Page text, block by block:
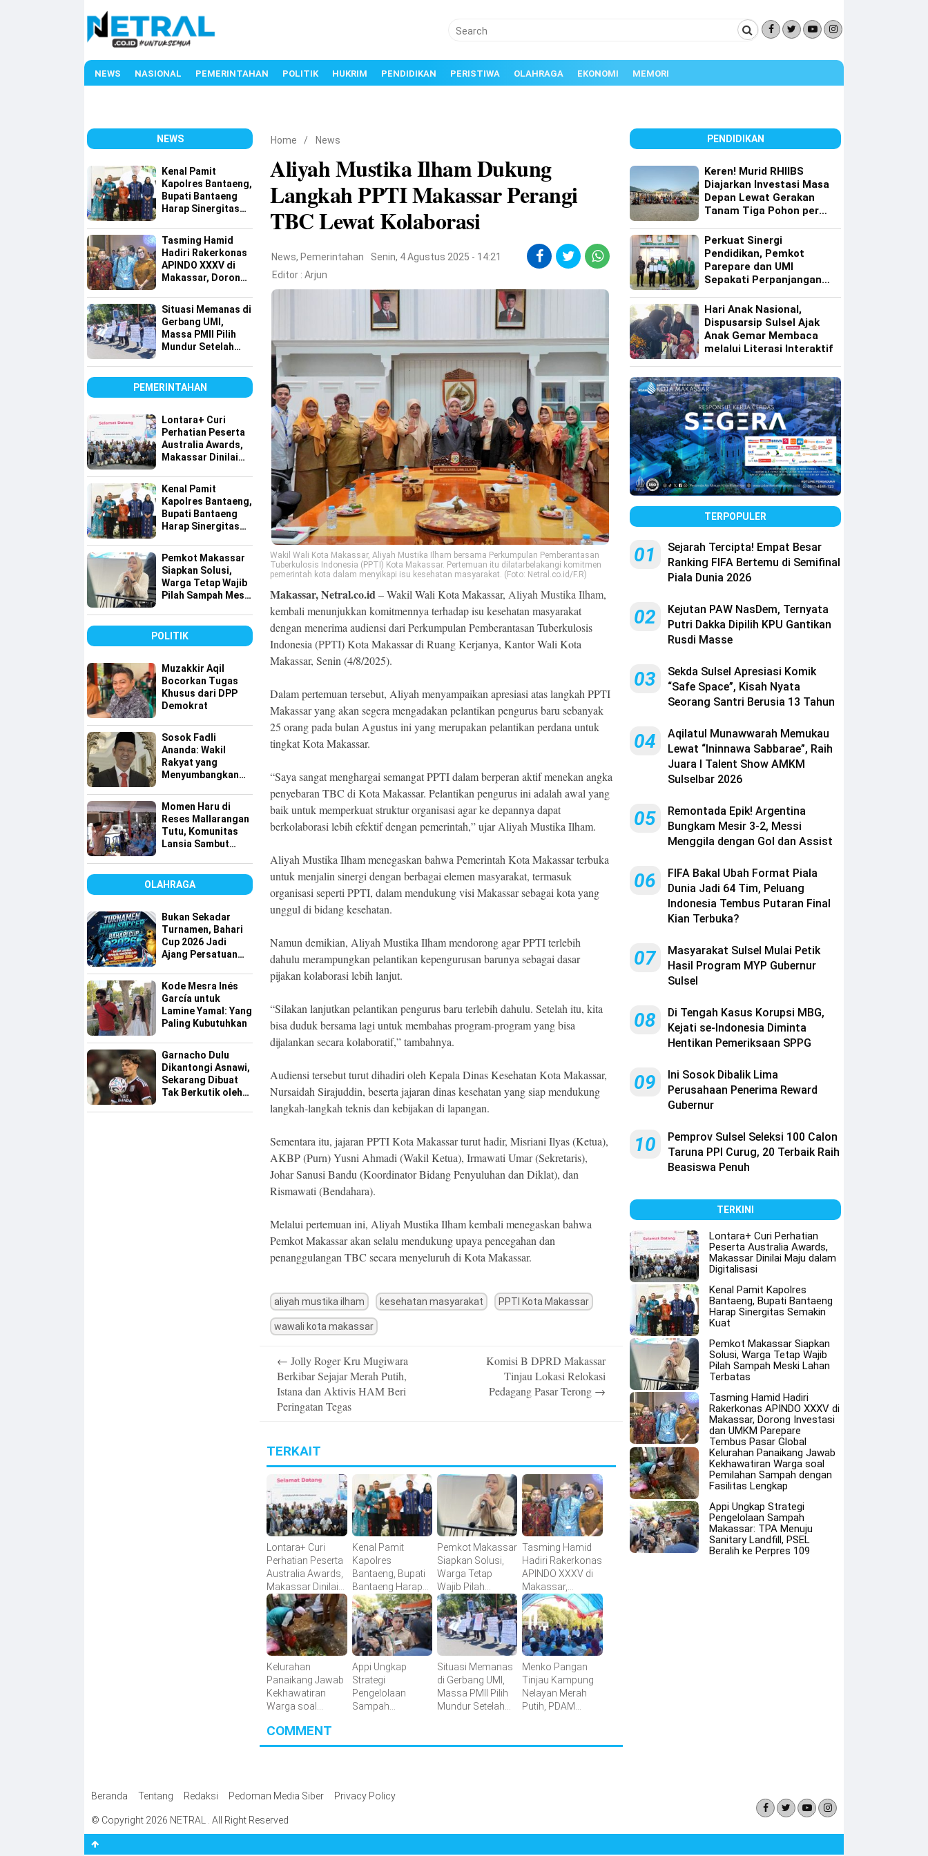
NEWS NASIONAL PEMERINTAHAN POLITIK HUKRIM PENDIDIKAN PERISTIWA OLAHRAGA EKONOMI MEMORI
NEWS
Kenal Pamit
Kapolres Bantaeng,
Bupati Bantaeng
Harap Sinergitas
Tasming Hamid
Hadiri Rakerkonas
APINDO XXXV di
Makassar, Dorong
Tembus Pasar
Global
Situasi Memanas di
Gerbang UMI,
Massa PMII Pilih
Mundur Setelah
PEMERINTAHAN
Lontara+ Curi
Perhatian Peserta
Australia Awards,
Makassar Dinilai
Kenal Pamit
Kapolres Bantaeng,
Bupati Bantaeng
Harap Sinergitas
Pemkot Makassar
Siapkan Solusi,
Warga Tetap Wajib
Pilah Sampah Meski
POLITIK
Muzakkir Aqil
Bocorkan Tugas
Khusus dari DPP
Demokrat
Sosok Fadli
Ananda: Wakil
Rakyat yang
Menyumbangkan
Kurang Mampu
Momen Haru di
Reses Mallarangan
Tutu, Komunitas
Lansia Sambut
OLAHRAGA
Bukan Sekadar
Turnamen, Bahari
Cup 2026 Jadi
Ajang Persatuan
Sinjai
Kode Mesra Inés
García untuk
Lamine Yamal: Yang
Paling Kubutuhkan
Garnacho Dulu
Dikantongi Asnawi,
Sekarang Dibuat
Tak Berkutik oleh
Home / News
Aliyah Mustika Ilham Dukung
Langkah PPTI Makassar Perangi
TBC Lewat Kolaborasi
News, Pemerintahan
Senin, 4 Agustus 2025 - 14:21
Editor :Arjun
Wakil Wali Kota Makassar, Aliyah Mustika Ilham bersama Perkumpulan Pemberantasan
Tuberkulosis Indonesia (PPTI) Kota Makassar. Pertemuan itu dilatarbelakangi komitmen
pemerintah kota dalam menyikapi isu kesehatan masyarakat. (Foto: Netral.co.id/F.R)
Makassar, Netral.co.id– Wakil Wali Kota Makassar,Aliyah Mustika Ilham,
kembali menunjukkan komitmennya terhadap isu kesehatan masyarakat
dengan menerima audiensi dari Perkumpulan Pemberantasan Tuberkulosis
Indonesia (PPTI) Kota Makassar di Ruang Kerjanya, Kantor Wali Kota
Makassar, Senin (4/8/2025).
Dalam pertemuan tersebut, Aliyah menyampaikan apresiasi atas langkah PPTI
Makassar yang akan segera mengadakan pelantikan pengurus baru sebanyak
25 orang pada bulan Agustus ini yang merupakan pelantikan perdana untuk
tingkat Kota Makassar.
“Saya sangat menghargai semangat PPTI dalam berperan aktif menekan angka
penyebaran TBC di Kota Makassar. Pelantikan pengurus ini adalah awal yang
baik untuk memperkuat struktur organisasi agar ke depannya dapat
berkolaborasi lebih efektif dengan pemerintah,” ujar Aliyah Mustika Ilham.
Aliyah Mustika Ilham menegaskan bahwa Pemerintah Kota Makassar terbuka
untuk menjalin sinergi dengan berbagai elemen masyarakat, termasuk
organisasi seperti PPTI, dalam mendukung visi Makassar sebagai kota yang
unggul di bidang kesehatan.
Namun demikian, Aliyah Mustika Ilham mendorong agar PPTI terlebih
dahulu merampungkan pelantikan kepengurusan barunya sebagai dasar
pijakan kolaborasi lebih lanjut.
“Silakan lanjutkan pelantikan pengurus baru terlebih dahulu. Setelah itu, kita
bisa duduk bersama lagi untuk membahas program-program yang bisa
dijalankan secara kolaboratif,” tambahnya.
Audiensi tersebut turut dihadiri oleh Kepala Dinas Kesehatan Kota Makassar,
Nursaidah Sirajuddin, beserta jajaran dinas kesehatan yang siap mendukung
langkah-langkah teknis dan kebijakan di lapangan.
Sementara itu, jajaran PPTI Kota Makassar turut hadir, Misriani Ilyas (Ketua),
AKBP (Purn) Yusni Ahmadi (Wakil Ketua), Irmawati Umar (Sekretaris),
Johar Sanusi Bandu (Koordinator Bidang Penyuluhan dan Diklat), dan
Rismawati (Bendahara).
Melalui pertemuan ini, Aliyah Mustika Ilham kembali menegaskan bahwa
Pemkot Makassar akan selalu mendukung upaya pencegahan dan
penanggulangan TBC secara menyeluruh di Kota Makassar.
aliyah mustika ilham kesehatan masyarakat PPTI Kota Makassar
wawali kota makassar
navigation
← Jolly Roger Kru Mugiwara
Berkibar Sejajar Merah Putih,
Istana dan Aktivis HAM Beri
Peringatan Tegas
Komisi B DPRD Makassar
Tinjau Lokasi Relokasi
Pedagang Pasar Terong →
TERKAIT
Lontara+ Curi
Perhatian Peserta
Australia Awards,
Makassar Dinilai
Maju dalam
Digitalisasi
Kenal Pamit
Kapolres
Bantaeng, Bupati
Bantaeng Harap
Sinergitas
Semakin Kuat
Pemkot Makassar
Siapkan Solusi,
Warga Tetap
Wajib Pilah
Sampah Meski
Lahan Terbatas
Tasming Hamid
Hadiri Rakerkonas
APINDO XXXV di
Makassar,
Dorong Investasi
dan UMKM
Parepare Tembus
Pasar Global
Kelurahan
Panaikang Jawab
Kekhawatiran
Warga soal
Sampah dengan
Fasilitas Lengkap
Appi Ungkap
Strategi
Pengelolaan
Sampah
Landfill, PSEL
Situasi Memanas
di Gerbang UMI,
Massa PMII Pilih
Mundur Setelah
Berdatangan
Menko Pangan
Tinjau Kampung
Nelayan Merah
Putih, PDAM
Penyediaan Air
COMMENT
PENDIDIKAN
Keren! Murid RHIIBS
Diajarkan Investasi Masa
Depan Lewat Gerakan
Tanam Tiga Pohon per
Perkuat Sinergi
Pendidikan, Pemkot
Parepare dan UMI
Sepakati Perpanjangan
Perguruan Tinggi
Hari Anak Nasional,
Dispusarsip Sulsel Ajak
Anak Gemar Membaca
melalui Literasi Interaktif
TERPOPULER
01
Sejarah Tercipta! Empat Besar
Ranking FIFA Bertemu di Semifinal
Piala Dunia 2026
02
Kejutan PAW NasDem, Ternyata
Putri Dakka Dipilih KPU Gantikan
Rusdi Masse
03
Sekda Sulsel Apresiasi Komik
“Safe Space”, Kisah Nyata
Seorang Santri Berusia 13 Tahun
04
Aqilatul Munawwarah Memukau
Lewat “Ininnawa Sabbarae”, Raih
Juara I Talent Show AMKM
Sulselbar 2026
05
Remontada Epik! Argentina
Bungkam Mesir 3-2, Messi
Menggila dengan Gol dan Assist
06
FIFA Bakal Ubah Format Piala
Dunia Jadi 64 Tim, Peluang
Indonesia Tembus Putaran Final
Kian Terbuka?
07
Masyarakat Sulsel Mulai Petik
Hasil Program MYP Gubernur
Sulsel
08
Di Tengah Kasus Korupsi MBG,
Kejati se-Indonesia Diminta
Hentikan Pemeriksaan SPPG
09
Ini Sosok Dibalik Lima
Perusahaan Penerima Reward
Gubernur
10
Pemprov Sulsel Seleksi 100 Calon
Taruna PPI Curug, 20 Terbaik Raih
Beasiswa Penuh
TERKINI
Lontara+ Curi Perhatian
Peserta Australia Awards,
Makassar Dinilai Maju dalam
Digitalisasi
Kenal Pamit Kapolres
Bantaeng, Bupati Bantaeng
Harap Sinergitas Semakin
Kuat
Pemkot Makassar Siapkan
Solusi, Warga Tetap Wajib
Pilah Sampah Meski Lahan
Terbatas
Tasming Hamid Hadiri
Rakerkonas APINDO XXXV di
Makassar, Dorong Investasi
dan UMKM Parepare
Tembus Pasar Global
Kelurahan Panaikang Jawab
Kekhawatiran Warga soal
Pemilahan Sampah dengan
Fasilitas Lengkap
Appi Ungkap Strategi
Pengelolaan Sampah
Makassar: TPA Menuju
Sanitary Landfill, PSEL
Beralih ke Perpres 109
Beranda Tentang Redaksi Pedoman Media Siber Privacy Policy
© Copyright 2026 NETRAL . All Right Reserved